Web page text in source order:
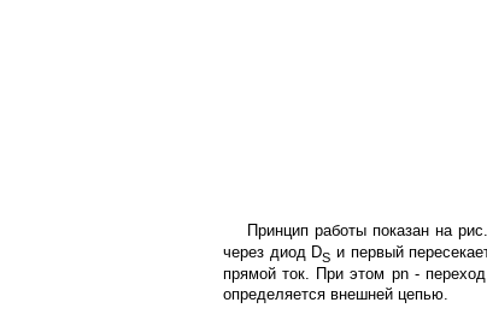
Принцип работы показан на
через диод DS и первый
прямой ток. При этом pn -
определяется внешней цепью.